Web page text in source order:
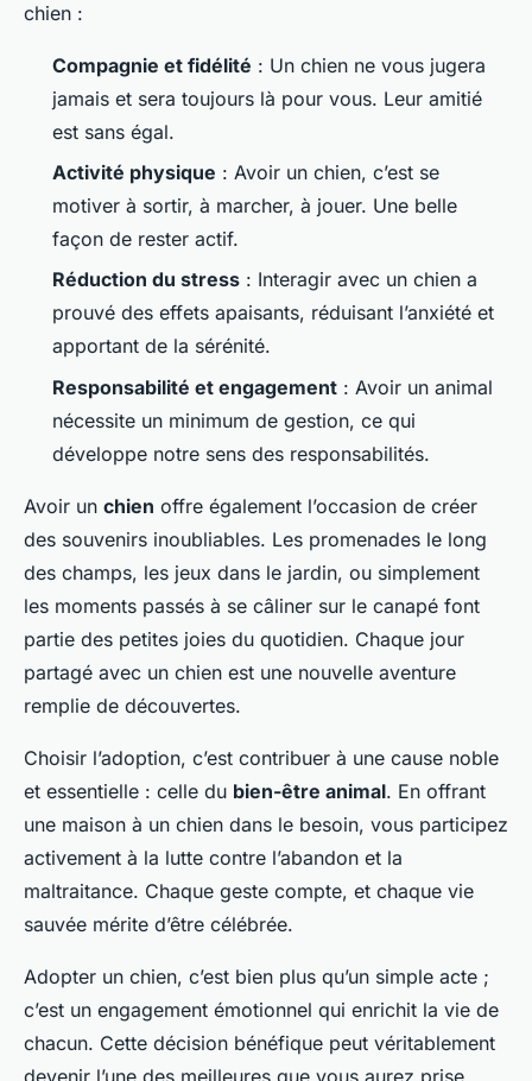
chien :
Compagnie et fidélité : Un chien ne vous jugera
jamais et sera toujours là pour vous. Leur amitié
est sans égal.
Activité physique : Avoir un chien, c’est se
motiver à sortir, à marcher, à jouer. Une belle
façon de rester actif.
Réduction du stress : Interagir avec un chien a
prouvé des effets apaisants, réduisant l’anxiété et
apportant de la sérénité.
Responsabilité et engagement : Avoir un animal
nécessite un minimum de gestion, ce qui
développe notre sens des responsabilités.
Avoir un chien offre également l’occasion de créer
des souvenirs inoubliables. Les promenades le long
des champs, les jeux dans le jardin, ou simplement
les moments passés à se câliner sur le canapé font
partie des petites joies du quotidien. Chaque jour
partagé avec un chien est une nouvelle aventure
remplie de découvertes.
Choisir l’adoption, c’est contribuer à une cause noble
et essentielle : celle du bien-être animal. En offrant
une maison à un chien dans le besoin, vous participez
activement à la lutte contre l’abandon et la
maltraitance. Chaque geste compte, et chaque vie
sauvée mérite d’être célébrée.
Adopter un chien, c’est bien plus qu’un simple acte ;
c’est un engagement émotionnel qui enrichit la vie de
chacun. Cette décision bénéfique peut véritablement
devenir l’une des meilleures que vous aurez prise.